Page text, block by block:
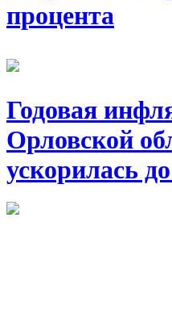
процента
Годовая
Орловской
ускорилась